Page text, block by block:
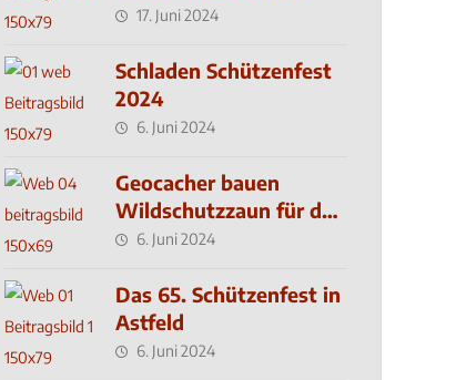
17. Juni 2024
Schladen Schützenfest
2024
6. Juni 2024
Geocacher bauen
Wildschutzzaun für den
MachMit! Wald
6. Juni 2024
Das 65. Schützenfest in
Astfeld
6. Juni 2024